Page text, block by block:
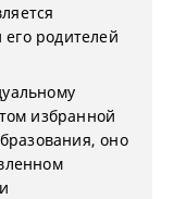
родителей
избранной
оно